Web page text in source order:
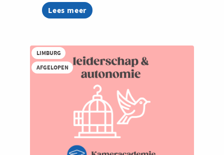
Lees meer
about
Masterclass
Gemotiveerde
en
getalenteerde
medewerkers
LIMBURG
AFGELOPEN